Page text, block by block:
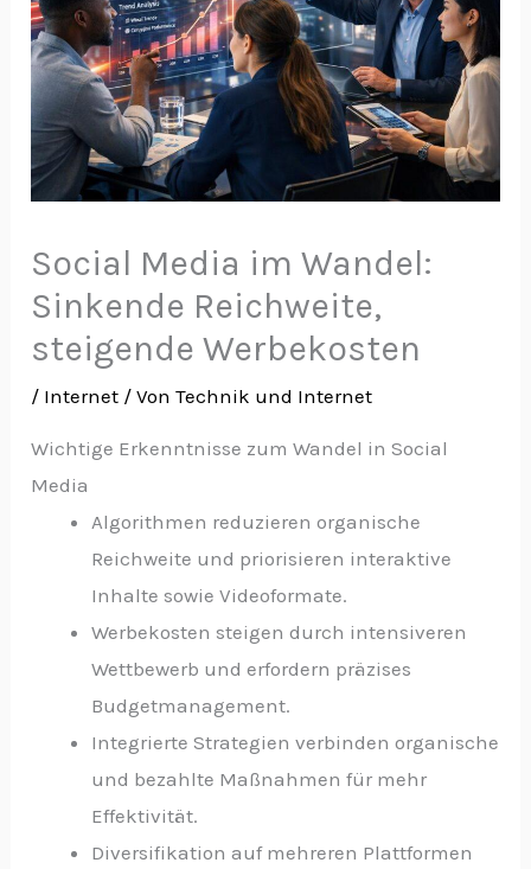
Social Media im Wandel:
Sinkende Reichweite,
steigende Werbekosten
/ Internet / VonTechnik und Internet
Wichtige Erkenntnisse zum Wandel in Social
Media
Algorithmen reduzieren organische
Reichweite und priorisieren interaktive
Inhalte sowie Videoformate.
Werbekosten steigen durch intensiveren
Wettbewerb und erfordern präzises
Budgetmanagement.
Integrierte Strategien verbinden organische
und bezahlte Maßnahmen für mehr
Effektivität.
Diversifikation auf mehreren Plattformen